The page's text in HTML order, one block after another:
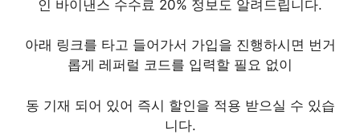
인 바이낸스 수수료 20% 정보도 알려드립니다.
아래 링크를 타고 들어가서 가입을 진행하시면 번거
롭게 레퍼럴 코드를 입력할 필요 없이
동 기재 되어 있어 즉시 할인을 적용 받으실 수 있습
니다.